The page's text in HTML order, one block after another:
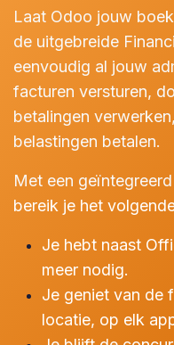
Laat Odoo jouw
de uitgebreide
eenvoudig al jouw
facturen versturen,
betalingen
belastingen betalen.
Met een geïntegreerd
bereik je het
Je hebt naast
meer nodig.
Je geniet van de
locatie, op elk